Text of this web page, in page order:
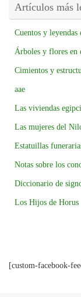
Artículos más
Cuentos y leyendas
Árboles y flores en
Cimientos y
aae
Las viviendas
Las mujeres del
Estatuillas
Notas sobre los
Diccionario de
Los Hijos de Horus
[custom-facebook-